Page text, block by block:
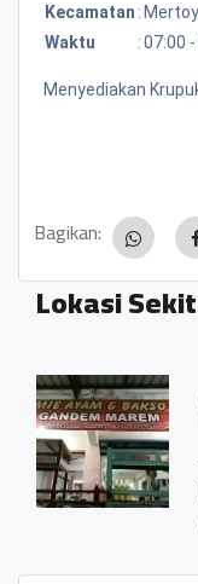
Kecamatan :
Waktu
:07:00 -
Menyediakan
Bagikan:
Lokasi